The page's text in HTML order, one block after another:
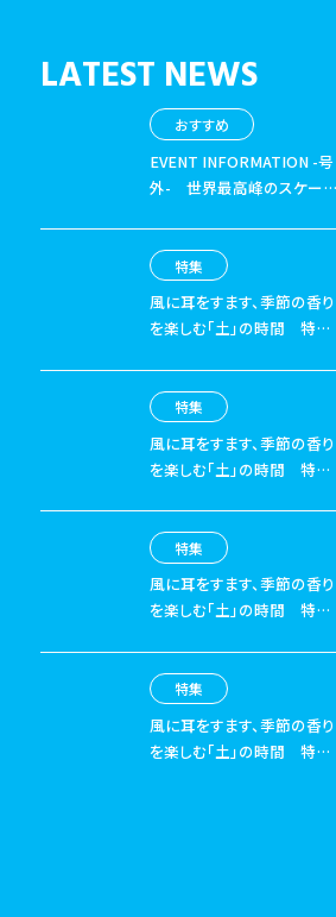
LATEST NEWS
おすすめ
EVENT INFORMATION -号
外- 世界最高峰のスケート
Chiba 2026」
特集
風に耳をすます、季節の香り
を楽しむ「土」の時間 特集
近所サイクリングへ
特集
風に耳をすます、季節の香り
を楽しむ「土」の時間 特集
ある？ 気軽に楽しむヒント
特集
風に耳をすます、季節の香り
を楽しむ「土」の時間 特集
うオフロード3選 路面の違
いを楽しもう！
特集
風に耳をすます、季節の香り
を楽しむ「土」の時間 特集